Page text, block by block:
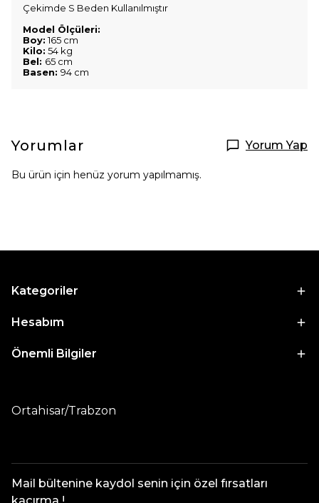
Çekimde S Beden Kullanılmıştır
Model Ölçüleri:
Boy:165 cm
Kilo: 54 kg
Bel: 65 cm
Basen: 94 cm
Yorumlar Yorum Yap
Bu ürün için henüz yorum yapılmamış.
Kategoriler
Hesabım
Önemli Bilgiler
Ortahisar/Trabzon
Mail bültenine kaydol senin için özel fırsatları